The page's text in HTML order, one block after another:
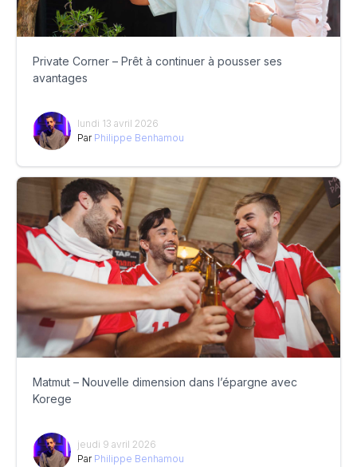
Private Corner – Prêt à continuer à pousser ses
avantages
lundi 13 avril 2026
Par Philippe Benhamou
Matmut – Nouvelle dimension dans l’épargne avec
Korege
jeudi 9 avril 2026
Par Philippe Benhamou